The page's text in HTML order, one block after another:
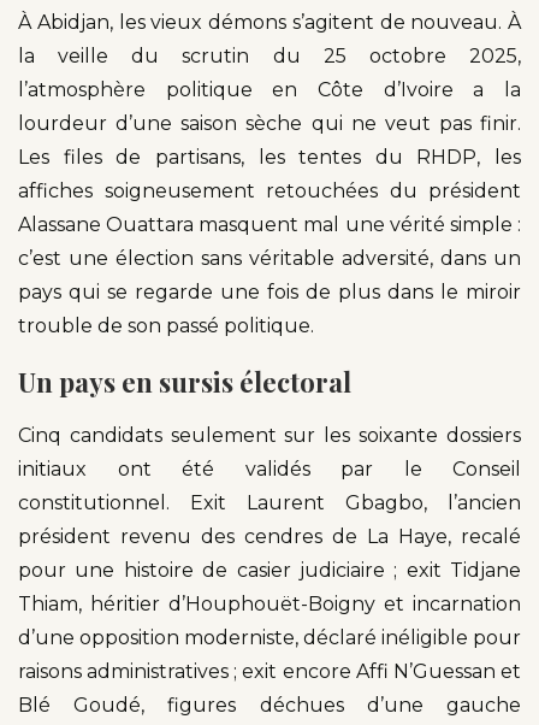
À Abidjan, les vieux démons s’agitent de nouveau. À
la veille du scrutin du 25 octobre 2025,
l’atmosphère politique en Côte d’Ivoire a la
lourdeur d’une saison sèche qui ne veut pas finir.
Les files de partisans, les tentes du RHDP, les
affiches soigneusement retouchées du président
Alassane Ouattara masquent mal une vérité simple :
c’est une élection sans véritable adversité, dans un
pays qui se regarde une fois de plus dans le miroir
trouble de son passé politique.
Un pays en sursis électoral
Cinq candidats seulement sur les soixante dossiers
initiaux ont été validés par le Conseil
constitutionnel. Exit Laurent Gbagbo, l’ancien
président revenu des cendres de La Haye, recalé
pour une histoire de casier judiciaire ; exit Tidjane
Thiam, héritier d’Houphouët-Boigny et incarnation
d’une opposition moderniste, déclaré inéligible pour
raisons administratives ; exit encore Affi N’Guessan et
Blé Goudé, figures déchues d’une gauche